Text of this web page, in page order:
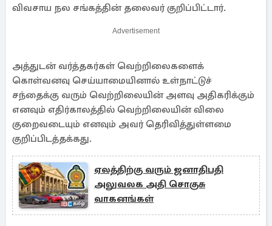
விவசாய நல சங்கத்தின் தலைவர் குறிப்பிட்டார்.
Advertisement
அத்துடன் வர்த்தகர்கள் வெற்றிலைகளைக்
கொள்வனவு செய்யாமையினால் உள்நாட்டுச்
சந்தைக்கு வரும் வெற்றிலையின் அளவு அதிகரிக்கும்
எனவும் எதிர்காலத்தில் வெற்றிலையின் விலை
குறைவடையும் எனவும் அவர் தெரிவித்துள்ளமை
குறிப்பிடத்தக்கது.
ஏலத்திற்கு வரும் ஜனாதிபதி
அலுவலக அதி சொகுசு
வாகனங்கள்